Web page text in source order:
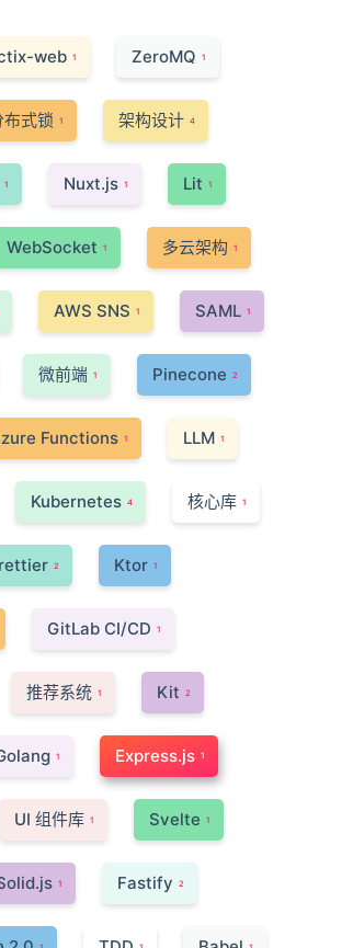
web 1 ZeroMQ 1
布式锁 1 架构设计 4
1 Nuxt.js 1 Lit 1
WebSocket 1 多云架构 1
AWS SNS 1 SAML 1
微前端 1 Pinecone 2
Functions 1 LLM 1
Kubernetes 4 核心库 1
2 Ktor 1
GitLab CI/CD 1
推荐系统 1 Kit 2
1 Express.js 1
UI 组件库 1 Svelte 1
1 Fastify 2